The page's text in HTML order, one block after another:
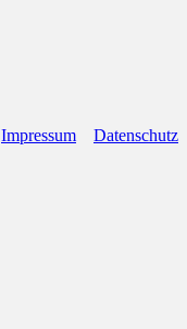
Impressum Datenschutz